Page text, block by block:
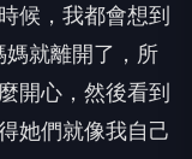
候，我都會想到
媽就離開了，所
開心，然後看到
她們就像我自己